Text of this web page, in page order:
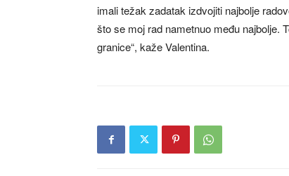
imali težak zadatak izdvojiti najbolje
što se moj rad nametnuo među najbolje.
granice“, kaže Valentina.